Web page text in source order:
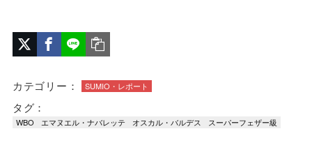
カテゴリー： SUMIO・レポート
タグ：
WBO エマヌエル・ナバレッテ オスカル・バルデス スーパーフェザー級